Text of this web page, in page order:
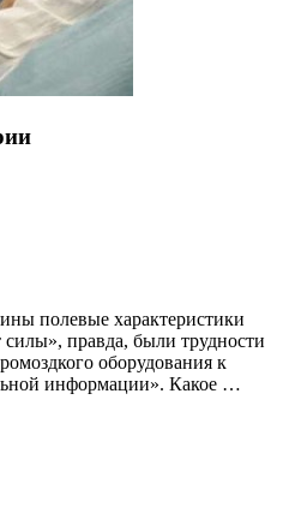
полевые характеристики
правда, были трудности
оборудования к
информации». Какое …